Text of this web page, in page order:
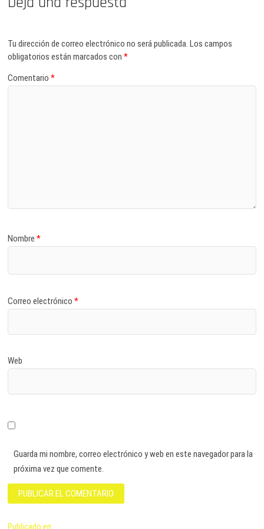
Tu dirección de correo electrónico no será publicada. Los campos
obligatorios están marcados con*
Comentario*
Nombre*
Correo electrónico*
Web
Guarda mi nombre, correo electrónico y web en este navegador para la
próxima vez que comente.
Publicado en